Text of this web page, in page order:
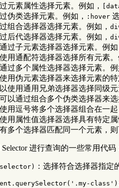
元素属性选择元素。例如，
伪类选择元素。例如，
:hover
组合选择器选择元素。例如，
后代选择器选择元素。例如，
过子元素选择器选择元素。例如
用通配符选择器选择所有元素。
过多个属性选择器选择元素。例
用伪元素选择器来选择元素的特
使用通用兄弟选择器选择同级
以通过组合多个伪类选择器来选
用逗号将多个选择器组合在一
用属性值选择器选择具有特定属
多个选择器匹配同一个元素，
进行查询的一些常用代码
：选择符合选择器指定
. querySelector( ' .my-class '